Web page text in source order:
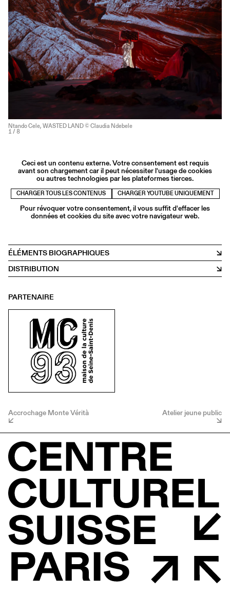
Ntando Cele, WASTED LAND © Claudia Ndebele
1 / 8
Ceci est un contenu externe. Votre consentement est requis
avant son chargement car il peut nécessiter l'usage de cookies
ou autres technologies par les plateformes tierces.
CHARGER TOUS LES CONTENUS CHARGER YOUTUBE UNIQUEMENT
Pour révoquer votre consentement, il vous suffit d'effacer les
données et cookies du site avec votre navigateur web.
ÉLÉMENTS BIOGRAPHIQUES
DISTRIBUTION
PARTENAIRE
Accrochage Monte Vérità Atelier jeune public